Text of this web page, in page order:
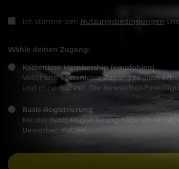
Ich stimme den Nutzungsbedingungen und
Wähle deinen Zugang:
Kostenlose Membership (empfohlen)
Voller und kostenloser Zugang zu allen
und ohne Bullshit. Die Newsletter-
Basic-Registrierung
Mit der Basic-Registrierung habe ich
Bewerber, nutzen.